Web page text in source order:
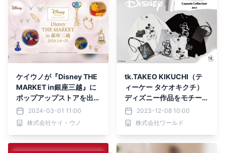
月24日、札幌公演4月6日
ケイウノが『Disney THE
MARKET in銀座三越』に
ポップアップストアを出店
ディズニーの原点である
「魔法」がテーマの新商品
などが揃う
2024-03-01 11:00
株式会社ケイ・ウノ
tk.TAKEO KIKUCHI（テ
ィーケー タケオキクチ）
ディズニー作品をモチーフ
にしたカプセルコレクショ
ン商品の第3弾を 12月11日
（月）より発売！
2023-12-08 10:00
株式会社ワールド